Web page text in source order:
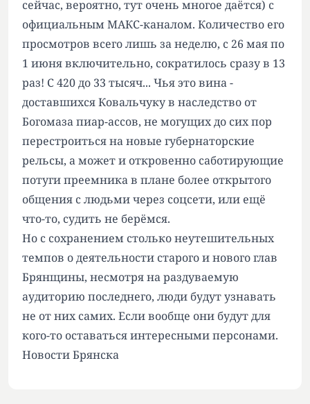
сейчас, вероятно, тут очень многое даётся) с
официальным МАКС-каналом. Количество его
просмотров всего лишь за неделю, с 26 мая по
1 июня включительно, сократилось сразу в 13
раз! С 420 до 33 тысяч... Чья это вина -
доставшихся Ковальчуку в наследство от
Богомаза пиар-ассов, не могущих до сих пор
перестроиться на новые губернаторские
рельсы, а может и откровенно саботирующие
потуги преемника в плане более открытого
общения с людьми через соцсети, или ещё
что-то, судить не берёмся.
Но с сохранением столько неутешительных
темпов о деятельности старого и нового глав
Брянщины, несмотря на раздуваемую
аудиторию последнего, люди будут узнавать
не от них самих. Если вообще они будут для
кого-то оставаться интересными персонами.
Новости Брянска